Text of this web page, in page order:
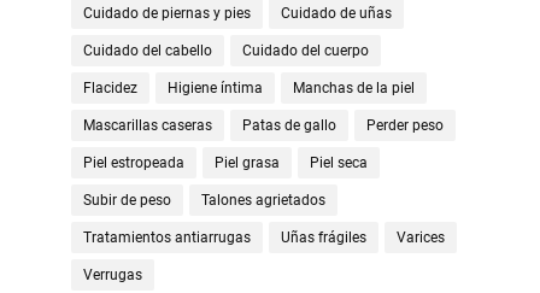
Cuidado de piernas y pies Cuidado de uñas
Cuidado del cabello Cuidado del cuerpo
Flacidez Higiene íntima Manchas de la piel
Mascarillas caseras Patas de gallo Perder peso
Piel estropeada Piel grasa Piel seca
Subir de peso Talones agrietados
Tratamientos antiarrugas Uñas frágiles Varices
Verrugas